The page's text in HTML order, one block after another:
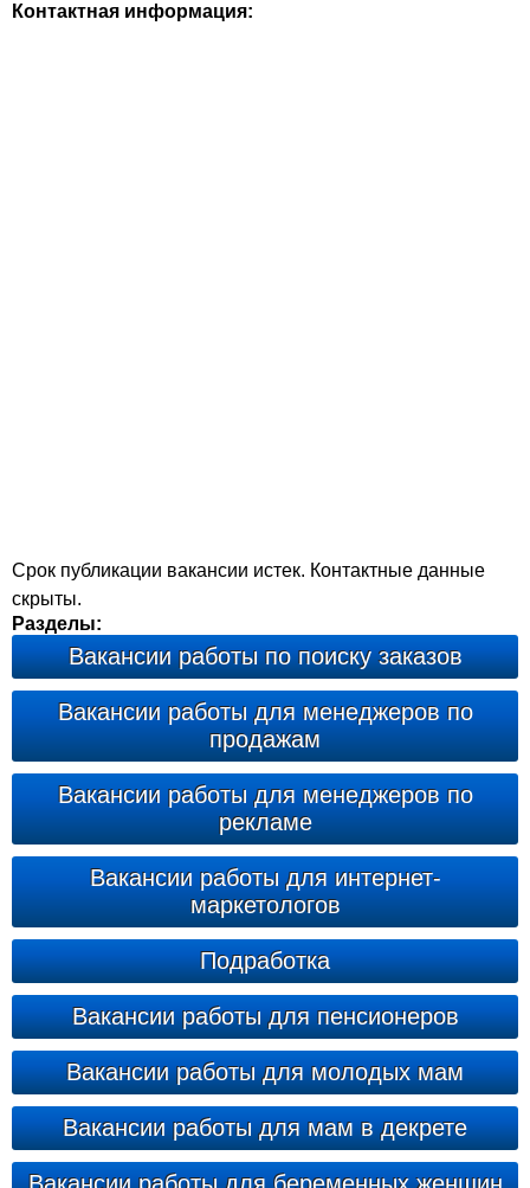
Контактная информация:
Срок публикации вакансии истек. Контактные данные
скрыты.
Разделы:
Вакансии работы по поиску заказов
Вакансии работы для менеджеров по
продажам
Вакансии работы для менеджеров по
рекламе
Вакансии работы для интернет-
маркетологов
Подработка
Вакансии работы для пенсионеров
Вакансии работы для молодых мам
Вакансии работы для мам в декрете